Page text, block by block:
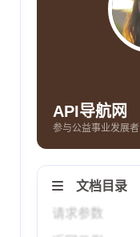
API导航网
参与公益事业发展者
文档目录
请求参数